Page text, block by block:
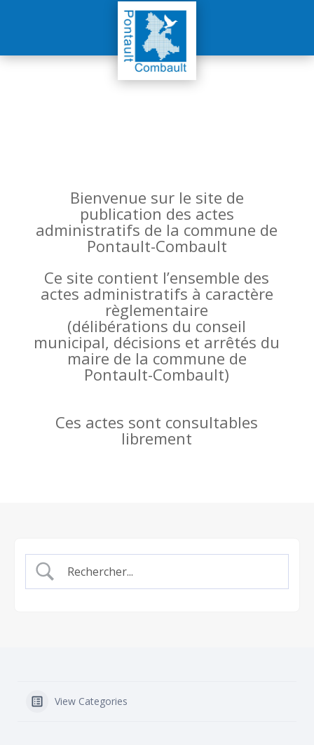
Bienvenue sur le site de
publication des actes
administratifs de la commune de
Pontault-Combault
Ce site contient l’ensemble des
actes administratifs à caractère
règlementaire
(délibérations du conseil
municipal, décisions et arrêtés du
maire de la commune de
Pontault-Combault)
Ces actes sont consultables
librement
View Categories